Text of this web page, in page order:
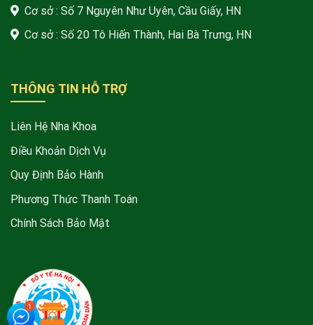
Cơ sở : Số 7 Nguyên Như Uyên, Cầu Giấy, HN
Cơ sở : Số 20 Tô Hiến Thành, Hai Bà Trưng, HN
THÔNG TIN HỖ TRỢ
Liên Hệ Nha Khoa
Điều Khoản Dịch Vụ
Quy Định Bảo Hành
Phương Thức Thanh Toán
Chính Sách Bảo Mật